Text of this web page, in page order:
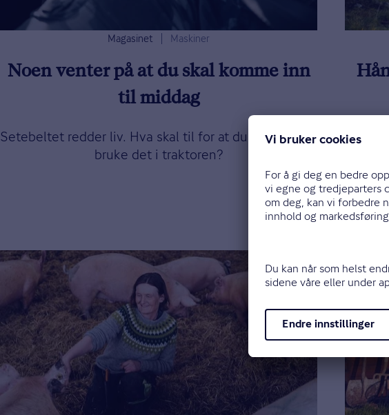
Magasinet Maskiner
Noen venter på at du skal komme inn
til middag
Setebeltet redder liv. Hva skal til for at du begynner å
bruke det i traktoren?